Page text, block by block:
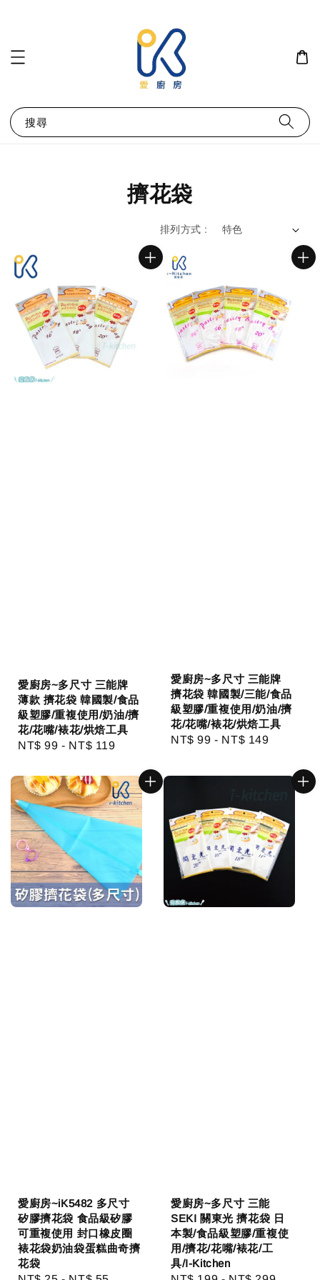
搜尋
擠花袋
排列方式 :
愛廚房~多尺寸 三能牌
薄款 擠花袋 韓國製/食品
級塑膠/重複使用/奶油/擠
花/花嘴/裱花/烘焙工具
Regular
NT$ 99 - NT$ 119
愛廚房~多尺寸 三能牌
擠花袋 韓國製/三能/食品
級塑膠/重複使用/奶油/擠
花/花嘴/裱花/烘焙工具
Regular
NT$ 99 - NT$ 149
愛廚房~iK5482 多尺寸
矽膠擠花袋 食品級矽膠
可重複使用 封口橡皮圈
裱花袋奶油袋蛋糕曲奇擠
花袋
愛廚房~多尺寸 三能
SEKI 關東光 擠花袋 日
本製/食品級塑膠/重複使
用/擠花/花嘴/裱花/工
具/I-Kitchen